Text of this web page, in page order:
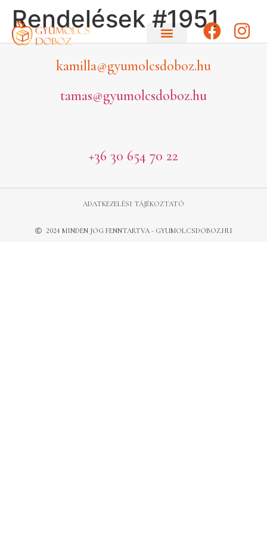
Rendelések #1951
kamilla@gyumolcsdoboz.hu
tamas@gyumolcsdoboz.hu
+36 30 654 70 22
2024 MINDEN JOG FENNTARTVA - GYUMOLCSDOBOZ.HU
ADATKEZELÉSI TÁJÉKOZTATÓ